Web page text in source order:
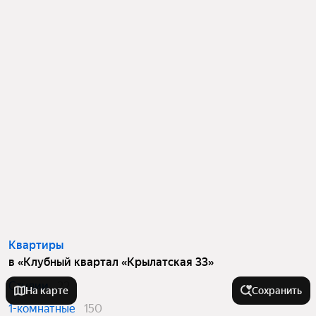
Квартиры
в «Клубный квартал «Крылатская 33»
Студии
22
1-комнатные
150
На карте Сохранить